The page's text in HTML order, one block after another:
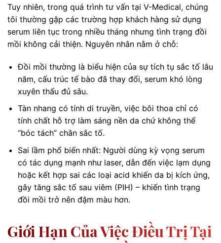
Tuy nhiên, trong quá trình tư vấn tại V-Medical, chúng
tôi thường gặp các trường hợp khách hàng sử dụng
serum liên tục trong nhiều tháng nhưng tình trạng đồi
mồi không cải thiện. Nguyên nhân nằm ở chỗ:
Đồi mồi thường là biểu hiện của sự tích tụ sắc tố lâu
năm, cấu trúc tế bào đã thay đổi, serum khó lòng
xuyên thấu đủ sâu.
Tàn nhang có tính di truyền, việc bôi thoa chỉ có
tính chất hỗ trợ làm sáng nền da chứ không thể
“bóc tách” chân sắc tố.
Sai lầm phổ biến nhất: Người dùng kỳ vọng serum
có tác dụng mạnh như laser, dẫn đến việc lạm dụng
hoặc kết hợp sai các loại acid khiến da bị kích ứng,
gây tăng sắc tố sau viêm (PIH) – khiến tình trạng
đồi mồi trở nên đậm màu hơn.
Giới Hạn Của Việc Điều Trị Tại